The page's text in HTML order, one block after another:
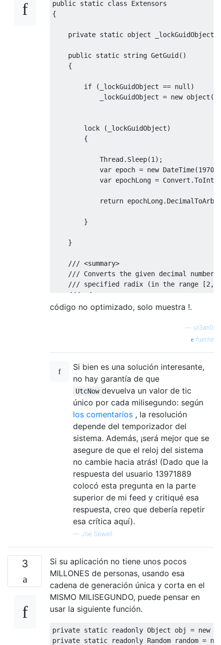
public static class
Extensors
{
private static object _lockGuidObject;
public static string GetGuid( )
    {
if (_lockGuidObject == null )
            _lockGuidObject =
new object
lock (_lockGuidObject)
        {
            Thread.Sleep(
1 );
var epoch = new DateTime(1970
var epochLong =
return
        }
    }
/// <summary>
/// Converts the given decimal
/// specified radix (in the range [2,
///
</summary>
/// <param name="decimalNumber">
const string Digits =
if (radix < 2 || radix >
new ArgumentException(
if (decimalNumber == 0)
return "0";
int index = BitsInLong - 1;
long currentNumber =
char[] charArray = new char
while (currentNumber != 0)
        {
int remainder = (int
charArray[index--] =
currentNumber = currentNumber
string result = new
if (decimalNumber < 0)
        {
            result =
"-" + result;
        }
return result;
código no optimizado, solo muestra !.
ur3an0
fuente
Si bien es una solución interesante,
no hay garantía de que
UtcNow devuelva un valor de tic
único por cada milisegundo: según
los comentarios , la resolución
depende del temporizador del
sistema. Además, ¡será mejor que se
asegure de que el reloj del sistema
no cambie hacia atrás! (Dado que la
respuesta del usuario 13971889
colocó esta pregunta en la parte
superior de mi feed y critiqué esa
respuesta, creo que debería repetir
esa crítica aquí).
— Joe Sewell
3
Si su aplicación no tiene unos pocos
MILLONES de personas, usando esa
cadena de generación única y corta en el
MISMO MILISEGUNDO, puede pensar en
usar la siguiente función.
private static readonly Object obj = new
private static readonly Random random =